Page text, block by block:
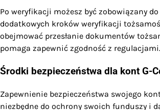
Po weryfikacji możesz być zobowiązany
dodatkowych kroków weryfikacji
obejmować przesłanie dokumentów
pomaga zapewnić zgodność z regulacjami.
Środki bezpieczeństwa dla kont G-
Zapewnienie bezpieczeństwa swojego
niezbędne do ochrony swoich funduszy i